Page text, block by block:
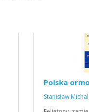
Polska
Stanisław